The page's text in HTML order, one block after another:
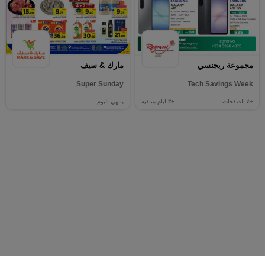
مجموعة ريجنسي
Tech Savings Week
+٤ الصفحات +٣ ايام متبقية
مارك & سيف
Super Sunday
ينتهي اليوم